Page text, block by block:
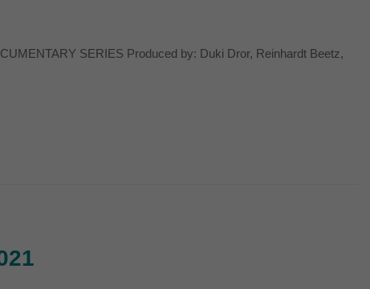
SERIES Produced by: Duki Dror, Reinhardt Beetz,